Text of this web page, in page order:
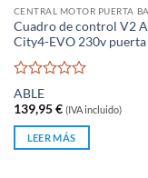
CENTRAL MOTOR PUERTA
Cuadro de control V2
City4-EVO 230v
Valorado
con
0
5
ABLE
139,95€ (IVA incluido)
LEER MÁS